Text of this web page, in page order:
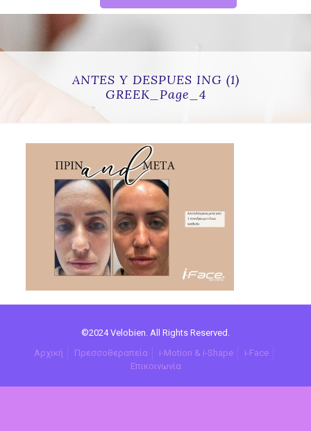
ANTES Y DESPUES ING (1)
GREEK_Page_4
©2024 Velobien. All Rights Reserved.
Αρχική
Πρεσσοθεραπεία i-Motion & i-Shape
i-Face
Επικοινωνία